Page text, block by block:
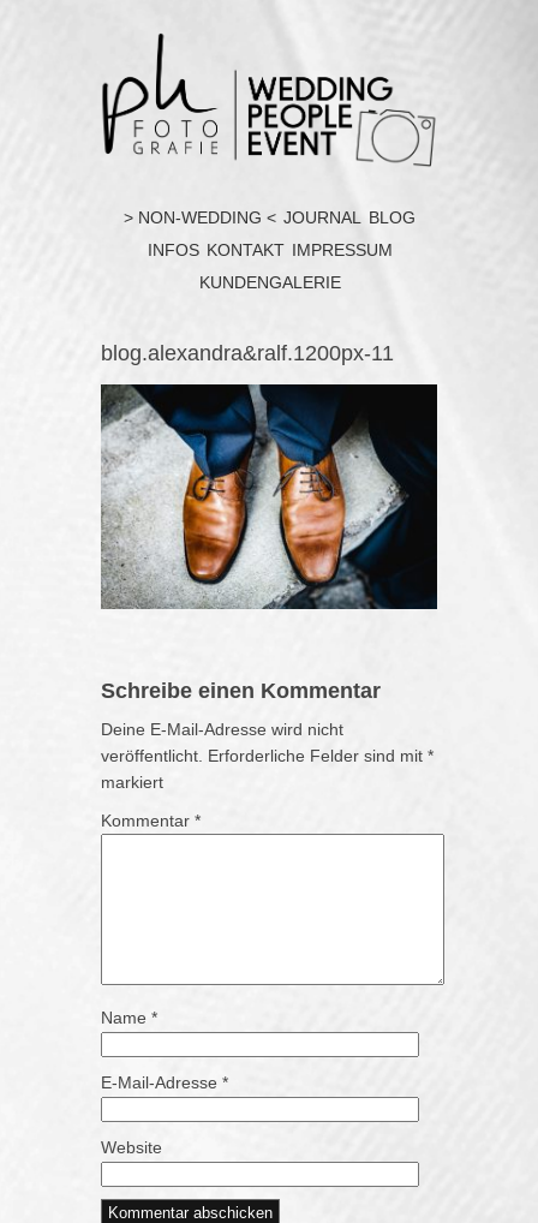
> NON-WEDDING < JOURNAL BLOG
INFOS KONTAKT IMPRESSUM
KUNDENGALERIE
blog.alexandra&ralf.1200px-11
Schreibe einen Kommentar
Deine E-Mail-Adresse wird nicht
veröffentlicht. Erforderliche Felder sind mit *
markiert
Kommentar *
Name *
E-Mail-Adresse *
Website